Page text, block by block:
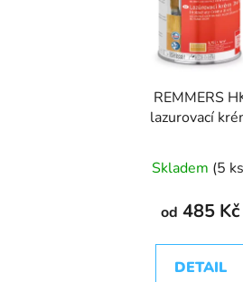
REMMERS
lazurovací
Skladem (5
od 485 Kč
DETAIL